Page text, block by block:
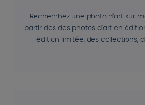
Recherchez une photo d'art sur
partir des des photos d'art en
édition limitée, des collections,